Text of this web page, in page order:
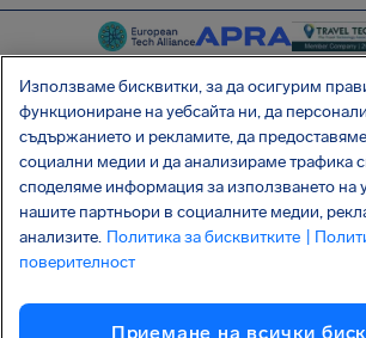
SocialFacebook
SocialTwitter
SocialInstagram
ВЗЕМЕТЕ БЕЗПЛАТНОТО НИ
Политика за поверителност
Използваме бисквитки, за да осигурим
функциониране на уебсайта ни, да
съдържанието и рекламите, да
социални медии и да анализираме трафика
споделяме информация за използването на
нашите партньори в социалните медии,
анализите. Политика за бисквитките
|
поверителност
Приемане на всички